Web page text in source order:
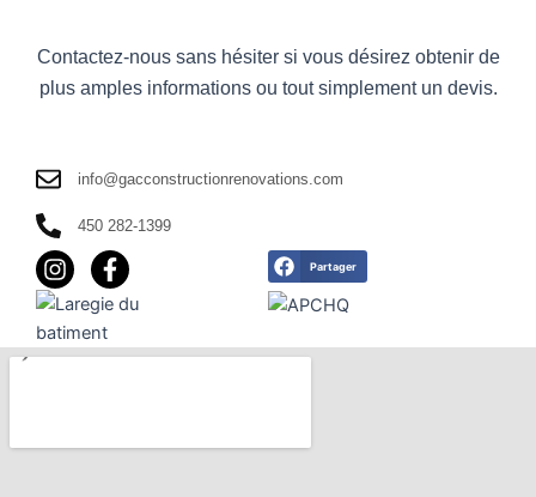
Contactez-nous sans hésiter si vous désirez obtenir de
plus amples informations ou tout simplement un devis.
info@gacconstructionrenovations.com
450 282-1399
I
n
s
t
a
m
F
a
c
b
-
Partager